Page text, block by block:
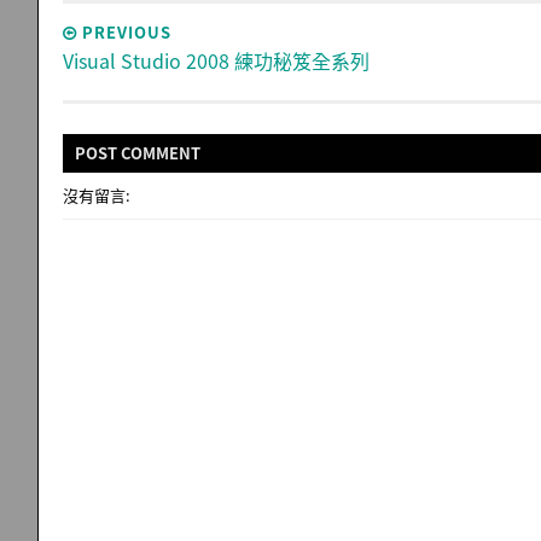
PREVIOUS
Visual Studio 2008 練功秘笈全系列
POSTCOMMENT
沒有留言: